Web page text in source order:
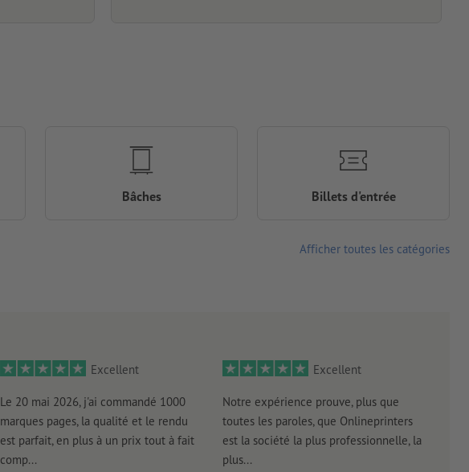
Excellent
Le 20 mai 2026, j'ai commandé 1000
marques pages, la qualité et le rendu
est parfait, en plus à un prix tout à fait
comp...
Excellent
Notre expérience prouve, plus que
toutes les paroles, que Onlineprinters
est la société la plus professionnelle, la
plus...
Bâches Billets d'entrée
Afficher toutes les catégories